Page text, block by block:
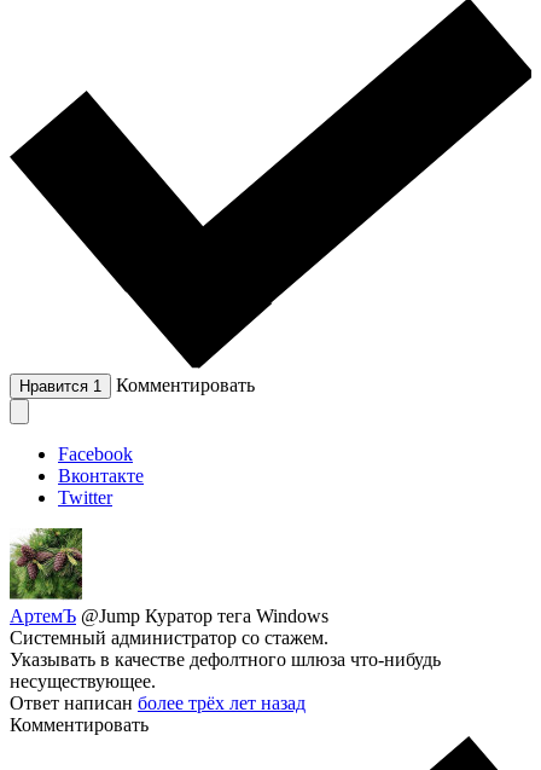
Нравится 1 Комментировать
Facebook
Вконтакте
Twitter
АртемЪ @Jump Куратор тега Windows
Системный администратор со стажем.
Указывать в качестве дефолтного шлюза что-нибудь
несуществующее.
Ответ написан более трёх лет назад
Комментировать